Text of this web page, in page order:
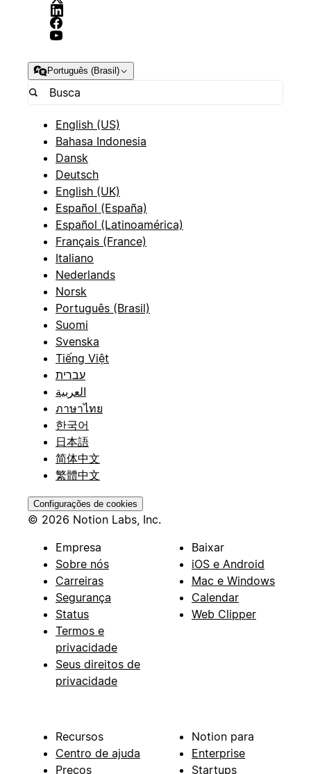
Português (Brasil)
English (US)
Bahasa Indonesia
Dansk
Deutsch
English (UK)
Español (España)
Español (Latinoamérica)
Français (France)
Italiano
Nederlands
Norsk
Português (Brasil)
Suomi
Svenska
Tiếng Việt
עברית
العربية
ภาษาไทย
한국어
日本語
简体中文
繁體中文
Configurações de cookies
© 2026 Notion Labs, Inc.
Empresa
Sobre nós
Carreiras
Segurança
Status
Termos e
privacidade
Seus direitos de
privacidade
Baixar
iOS e Android
Mac e Windows
Calendar
Web Clipper
Recursos
Centro de ajuda
Preços
Notion para
Enterprise
Startups